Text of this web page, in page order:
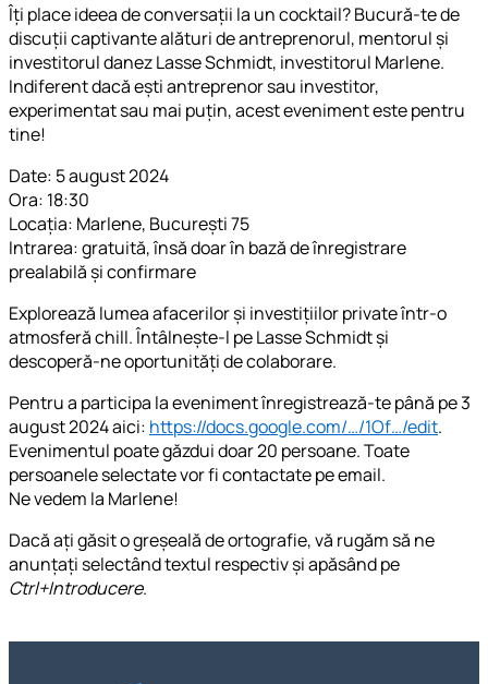
Îți place ideea de conversații la un cocktail? Bucură-te de
discuții captivante alături de antreprenorul, mentorul și
investitorul danez Lasse Schmidt, investitorul Marlene.
Indiferent dacă ești antreprenor sau investitor,
experimentat sau mai puțin, acest eveniment este pentru
tine!
Date: 5 august 2024
Ora: 18:30
Locația: Marlene, București 75
Intrarea: gratuită, însă doar în bază de înregistrare
prealabilă și confirmare
Explorează lumea afacerilor și investițiilor private într-o
atmosferă chill. Întâlnește-l pe Lasse Schmidt și
descoperă-ne oportunități de colaborare.
Pentru a participa la eveniment înregistrează-te până pe 3
august 2024 aici: https://docs.google.com/…/1Of…/edit.
Evenimentul poate găzdui doar 20 persoane. Toate
persoanele selectate vor fi contactate pe email.
Ne vedem la Marlene!
Dacă ați găsit o greșeală de ortografie, vă rugăm să ne
anunțați selectând textul respectiv și apăsând pe
Ctrl+Introducere.